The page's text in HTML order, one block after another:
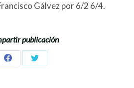
Gálvez por 6/2 6/4.
publicación
Share
Share